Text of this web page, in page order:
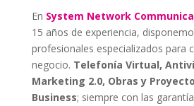
En System Network
15 años de experiencia,
profesionales especializados para
negocio. Telefonía Virtual,
Marketing 2.0, Obras y
Business; siempre con las